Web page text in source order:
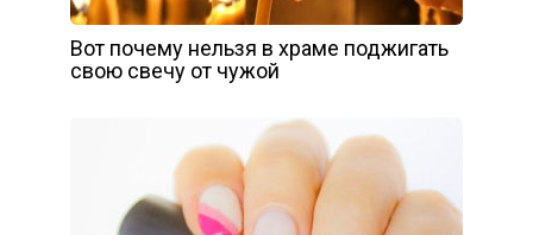
Вот почему нельзя в храме поджигать
свою свечу от чужой